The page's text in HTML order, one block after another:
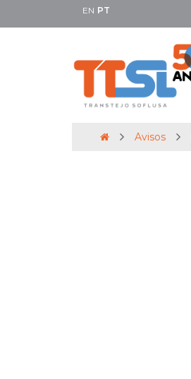
EN PT
Avisos